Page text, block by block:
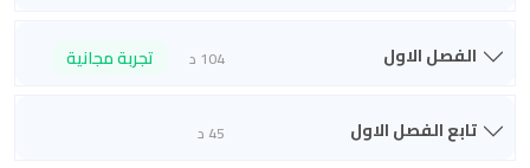
الفصل الاول 104 د تجربة مجانية
تابع الفصل الاول 45 د